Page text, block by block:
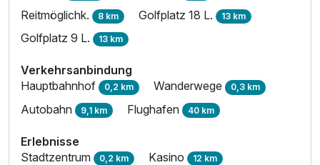
Reitmöglichk. 8 km Golfplatz 18 L. 13 km
Golfplatz 9 L. 13 km
Verkehrsanbindung
Hauptbahnhof 0,2 km Wanderwege 0,3 km
Autobahn 9,1 km Flughafen 40 km
Erlebnisse
Stadtzentrum 0,2 km Kasino 12 km